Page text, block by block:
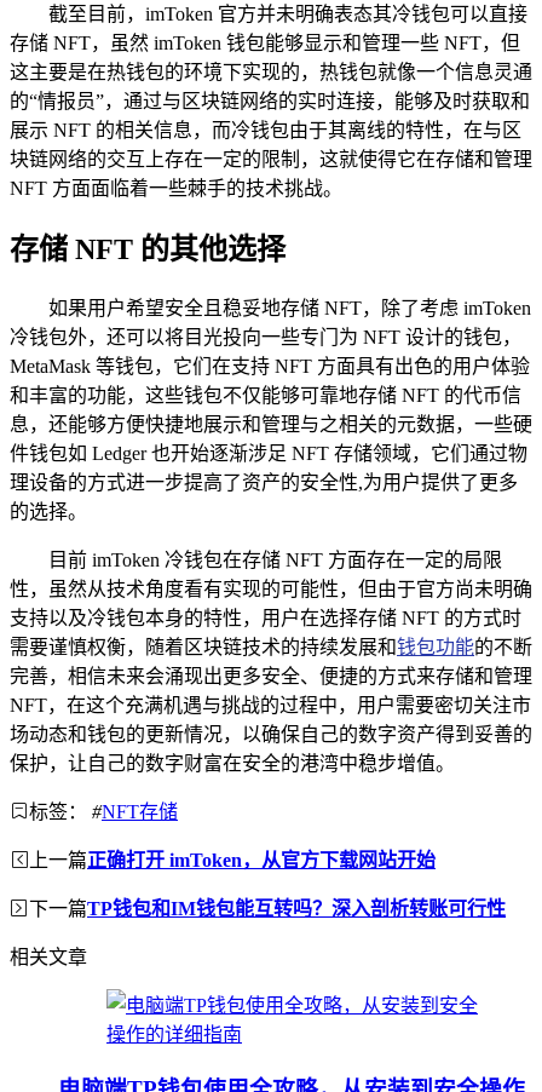
截至目前，imToken 官方并未明确表态其冷钱包可以直接
存储 NFT，虽然 imToken 钱包能够显示和管理一些 NFT，但
这主要是在热钱包的环境下实现的，热钱包就像一个信息灵通
的“情报员”，通过与区块链网络的实时连接，能够及时获取和
展示 NFT 的相关信息，而冷钱包由于其离线的特性，在与区
块链网络的交互上存在一定的限制，这就使得它在存储和管理
NFT 方面面临着一些棘手的技术挑战。
存储 NFT 的其他选择
如果用户希望安全且稳妥地存储 NFT，除了考虑 imToken
冷钱包外，还可以将目光投向一些专门为 NFT 设计的钱包，
MetaMask 等钱包，它们在支持 NFT 方面具有出色的用户体验
和丰富的功能，这些钱包不仅能够可靠地存储 NFT 的代币信
息，还能够方便快捷地展示和管理与之相关的元数据，一些硬
件钱包如 Ledger 也开始逐渐涉足 NFT 存储领域，它们通过物
理设备的方式进一步提高了资产的安全性,为用户提供了更多
的选择。
目前 imToken 冷钱包在存储 NFT 方面存在一定的局限
性，虽然从技术角度看有实现的可能性，但由于官方尚未明确
支持以及冷钱包本身的特性，用户在选择存储 NFT 的方式时
需要谨慎权衡，随着区块链技术的持续发展和钱包功能的不断
完善，相信未来会涌现出更多安全、便捷的方式来存储和管理
NFT，在这个充满机遇与挑战的过程中，用户需要密切关注市
场动态和钱包的更新情况，以确保自己的数字资产得到妥善的
保护，让自己的数字财富在安全的港湾中稳步增值。
标签： #NFT存储
上一篇正确打开 imToken，从官方下载网站开始
下一篇TP钱包和IM钱包能互转吗？深入剖析转账可行性
相关文章